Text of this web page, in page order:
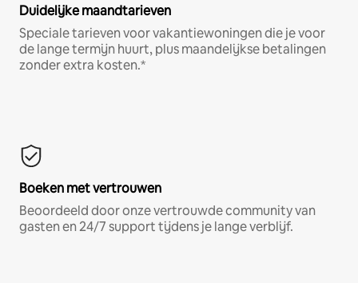
Duidelijke maandtarieven
Speciale tarieven voor vakantiewoningen die je voor
de lange termijn huurt, plus maandelijkse betalingen
zonder extra kosten.*
Boeken met vertrouwen
Beoordeeld door onze vertrouwde community van
gasten en 24/7 support tijdens je lange verblijf.